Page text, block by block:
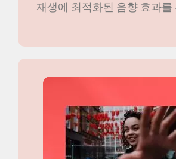
재생에 최적화된 음향 효과를